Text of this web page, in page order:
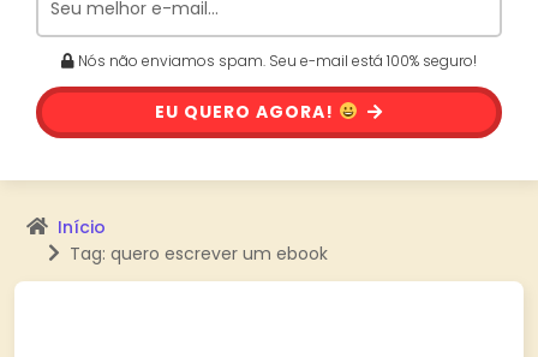
Nós não enviamos spam. Seu e-mail está 100% seguro!
EU QUERO AGORA!
Início
Tag: quero escrever um ebook